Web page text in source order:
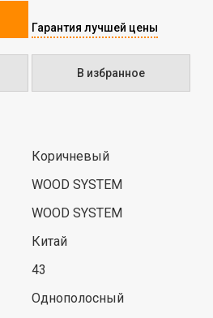
Гарантия лучшей цены
В избранное
Коричневый
WOOD SYSTEM
WOOD SYSTEM
Китай
43
Однополосный